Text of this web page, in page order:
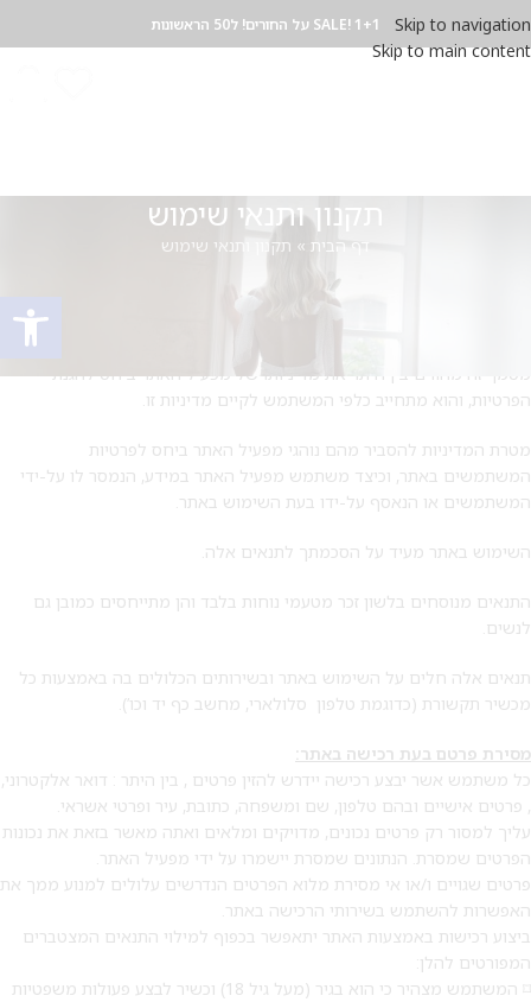
פתח
Skip to navigation
Skip to main content
SALE! 1+1 על החורים! ל50 הראשונות
תקנון ותנאי שימוש
דף הבית » תקנון ותנאי שימוש
מופעל על ידי ” איה בן יעקב”(להלן: ” מפעיל האתר
מפעיל האתר מכבד את פרטיות המשתמשים באתר שהוא מנהל ומפעיל, תנאי
מסמך זה מהווים בין היתר את מדיניותו של מפעיל האתר ביחס להגנת
הפרטיות, והוא מתחייב כלפי המשתמש לקיים מדיניות זו.
מטרת המדיניות להסביר מהם נוהגי מפעיל האתר ביחס לפרטיות
המשתמשים באתר, וכיצד משתמש מפעיל האתר במידע, הנמסר לו על-ידי
המשתמשים או הנאסף על-ידו בעת השימוש באתר.
השימוש באתר מעיד על הסכמתך לתנאים אלה.
התנאים מנוסחים בלשון זכר מטעמי נוחות בלבד והן מתייחסים כמובן גם
לנשים.
תנאים אלה חלים על השימוש באתר ובשירותים הכלולים בה באמצעות כל
מכשיר תקשורת (כדוגמת טלפון סלולארי, מחשב כף יד וכו’).
מסירת פרטם בעת רכישה באתר
כל משתמש אשר יבצע רכישה יידרש להזין פרטים , בין היתר : דואר אלקטרוני,
, פרטים אישיים ובהם טלפון, שם ומשפחה, כתובת, עיר ופרטי אשראי.
עליך למסור רק פרטים נכונים, מדויקים ומלאים ואתה מאשר בזאת את נכונות
הפרטים שמסרת. הנתונים שמסרת יישמרו על ידי מפעיל האתר.
פרטים שגויים ו/או אי מסירת מלוא הפרטים הנדרשים עלולים למנוע ממך את
האפשרות להשתמש בשירותי הרכישה באתר.
ביצוע רכישות באמצעות האתר יתאפשר בכפוף למילוי התנאים המצטברים
המפורטים להלן:
⌑ המשתמש מצהיר כי הוא בגיר (מעל גיל 18) וכשיר לבצע פעולות משפטיות